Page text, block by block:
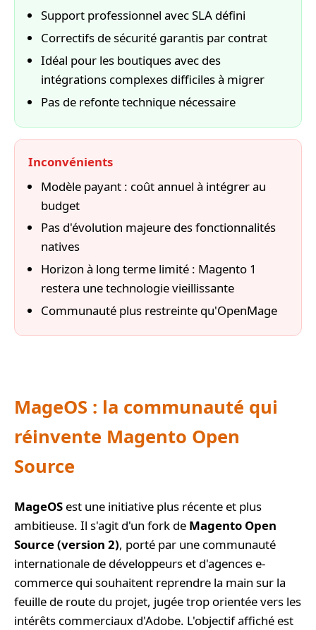
Support professionnel avec SLA défini
Correctifs de sécurité garantis par contrat
Idéal pour les boutiques avec des
intégrations complexes difficiles à migrer
Pas de refonte technique nécessaire
Inconvénients
Modèle payant : coût annuel à intégrer au
budget
Pas d'évolution majeure des fonctionnalités
natives
Horizon à long terme limité : Magento 1
restera une technologie vieillissante
Communauté plus restreinte qu'OpenMage
MageOS : la communauté qui
réinvente Magento Open
Source
MageOS est une initiative plus récente et plus
ambitieuse. Il s'agit d'un fork de Magento Open
Source (version 2), porté par une communauté
internationale de développeurs et d'agences e-
commerce qui souhaitent reprendre la main sur la
feuille de route du projet, jugée trop orientée vers les
intérêts commerciaux d'Adobe. L'objectif affiché est